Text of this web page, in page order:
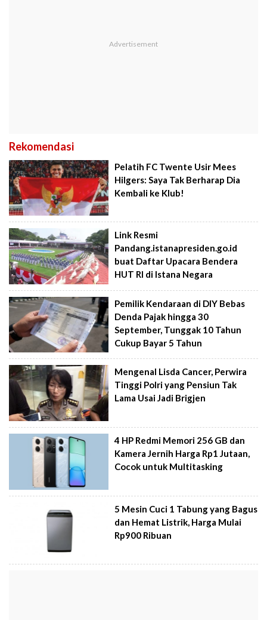
Rekomendasi
Pelatih FC Twente Usir Mees
Hilgers: Saya Tak Berharap Dia
Kembali ke Klub!
Link Resmi
Pandang.istanapresiden.go.id
buat Daftar Upacara Bendera
HUT RI di Istana Negara
Pemilik Kendaraan di DIY Bebas
Denda Pajak hingga 30
September, Tunggak 10 Tahun
Cukup Bayar 5 Tahun
Mengenal Lisda Cancer, Perwira
Tinggi Polri yang Pensiun Tak
Lama Usai Jadi Brigjen
4 HP Redmi Memori 256 GB dan
Kamera Jernih Harga Rp1 Jutaan,
Cocok untuk Multitasking
5 Mesin Cuci 1 Tabung yang Bagus
dan Hemat Listrik, Harga Mulai
Rp900 Ribuan